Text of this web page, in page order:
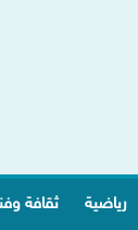
رياضية ثقافة